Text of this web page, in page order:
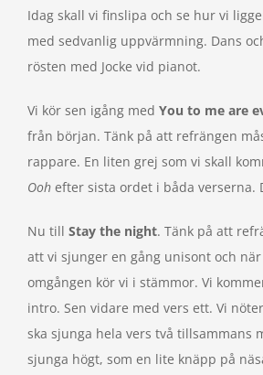
Idag skall vi finslipa och se hur vi
med sedvanlig uppvärmning. Dans
rösten med Jocke vid pianot.
Vi kör sen igång med You to me are
från början. Tänk på att refrängen
rappare. En liten grej som vi skall
Ooh efter sista ordet i båda verserna.
Nu till Stay the night. Tänk på att
att vi sjunger en gång unisont och
omgången kör vi i stämmor. Vi
intro. Sen vidare med vers ett. Vi
ska sjunga hela vers två tillsammans
sjunga högt, som en lite knäpp på